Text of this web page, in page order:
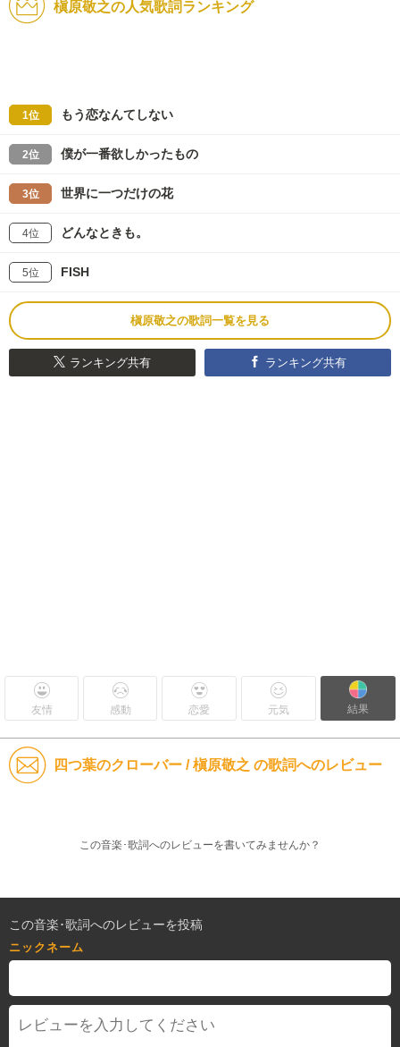
槇原敬之の人気歌詞ランキング
1位 もう恋なんてしない
2位 僕が一番欲しかったもの
3位 世界に一つだけの花
4位 どんなときも。
5位 FISH
槇原敬之の歌詞一覧を見る
ランキング共有 ランキング共有
友情 感動 恋愛 元気 結果
四つ葉のクローバー / 槇原敬之 の歌詞へのレビュー
この音楽･歌詞へのレビューを書いてみませんか？
この音楽･歌詞へのレビューを投稿
ニックネーム